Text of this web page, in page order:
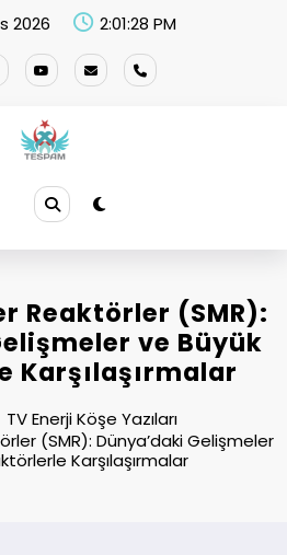
2026 2:01:28 PM
Reaktörler (SMR):
ve Büyük
Karşılaşırmalar
TV Enerji Köşe Yazıları
(SMR): Dünya’daki Gelişmeler
Karşılaşırmalar